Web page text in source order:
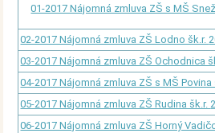
01-2017 Nájomná zmluva ZŠ s MŠ
02-2017 Nájomná zmluva ZŠ Lodno šk.r.
03-2017 Nájomná zmluva ZŠ Ochodnica
04-2017 Nájomná zmluva ZŠ s MŠ
05-2017 Nájomná zmluva ZŠ Rudina šk.r.
06-2017 Nájomná zmluva ZŠ Horný